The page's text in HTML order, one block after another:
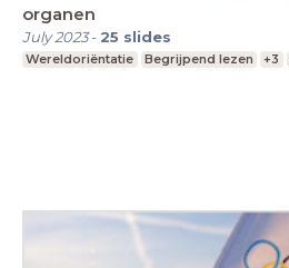
organen
July 2023- 25 slides
Wereldoriëntatie Begrijpend lezen +3